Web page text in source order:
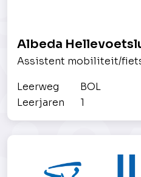
Albeda
Assistent mobiliteit/
Leerweg
BOL
Leerjaren
1